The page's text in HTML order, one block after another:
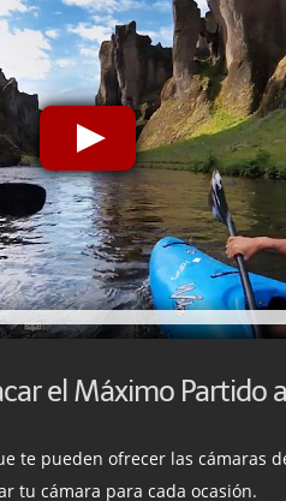
te pueden ofrecer las cámaras
tu cámara para cada ocasión.